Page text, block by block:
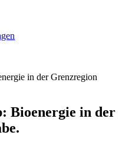
in der Grenzregion
Bioenergie in der